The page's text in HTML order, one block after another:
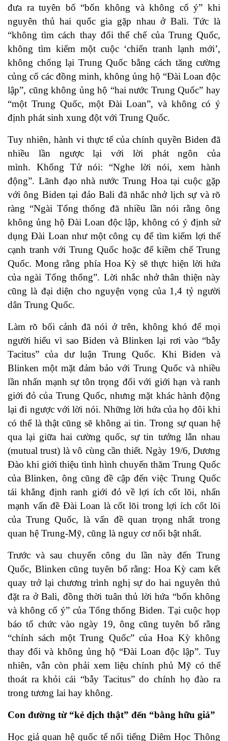
đưa ra tuyên bố “bốn không và không cố ý” khi
nguyên thủ hai quốc gia gặp nhau ở Bali. Tức là
“không tìm cách thay đổi thể chế của Trung Quốc,
không tìm kiếm một cuộc ‘chiến tranh lạnh mới’,
không chống lại Trung Quốc bằng cách tăng cường
củng cố các đồng minh, không ủng hộ “Đài Loan độc
lập”, cũng không ủng hộ “hai nước Trung Quốc” hay
“một Trung Quốc, một Đài Loan”, và không có ý
định phát sinh xung đột với Trung Quốc.
Tuy nhiên, hành vi thực tế của chính quyền Biden đã
nhiều lần ngược lại với lời phát ngôn của
mình. Khổng Tử nói: “Nghe lời nói, xem hành
động”. Lãnh đạo nhà nước Trung Hoa tại cuộc gặp
với ông Biden tại đảo Bali đã nhắc nhở lịch sự và rõ
ràng “Ngài Tổng thống đã nhiều lần nói rằng ông
không ủng hộ Đài Loan độc lập, không có ý định sử
dụng Đài Loan như một công cụ để tìm kiếm lợi thế
cạnh tranh với Trung Quốc hoặc để kiềm chế Trung
Quốc. Mong rằng phía Hoa Kỳ sẽ thực hiện lời hứa
của ngài Tổng thống”. Lời nhắc nhở thân thiện này
cũng là đại diện cho nguyện vọng của 1,4 tỷ người
dân Trung Quốc.
Làm rõ bối cảnh đã nói ở trên, không khó để mọi
người hiểu vì sao Biden và Blinken lại rơi vào “bẫy
Tacitus” của dư luận Trung Quốc. Khi Biden và
Blinken một mặt đảm bảo với Trung Quốc và nhiều
lần nhấn mạnh sự tôn trọng đối với giới hạn và ranh
giới đỏ của Trung Quốc, nhưng mặt khác hành động
lại đi ngược với lời nói. Những lời hứa của họ đôi khi
có thể là thật cũng sẽ không ai tin. Trong sự quan hệ
qua lại giữa hai cường quốc, sự tin tưởng lẫn nhau
(mutual trust) là vô cùng cần thiết. Ngày 19/6, Dương
Đào khi giới thiệu tình hình chuyến thăm Trung Quốc
của Blinken, ông cũng đề cập đến việc Trung Quốc
tái khẳng định ranh giới đỏ về lợi ích cốt lõi, nhấn
mạnh vấn đề Đài Loan là cốt lõi trong lợi ích cốt lõi
của Trung Quốc, là vấn đề quan trọng nhất trong
quan hệ Trung-Mỹ, cũng là nguy cơ nổi bật nhất.
Trước và sau chuyến công du lần này đến Trung
Quốc, Blinken cũng tuyên bố rằng: Hoa Kỳ cam kết
quay trở lại chương trình nghị sự do hai nguyên thủ
đặt ra ở Bali, đồng thời tuân thủ lời hứa “bốn không
và không cố ý” của Tổng thống Biden. Tại cuộc họp
báo tổ chức vào ngày 19, ông cũng tuyên bố rằng
“chính sách một Trung Quốc” của Hoa Kỳ không
thay đổi và không ủng hộ “Đài Loan độc lập”. Tuy
nhiên, vẫn còn phải xem liệu chính phủ Mỹ có thể
thoát ra khỏi cái “bẫy Tacitus” do chính họ đào ra
trong tương lai hay không.
Con đường từ “kẻ địch thật” đến “bằng hữu giả”
Học giả quan hệ quốc tế nổi tiếng Diêm Học Thông